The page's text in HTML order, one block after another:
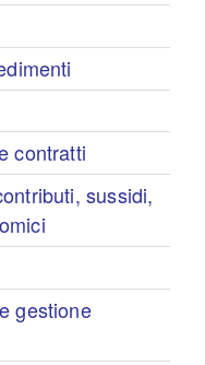
contratti
sussidi,
gestione